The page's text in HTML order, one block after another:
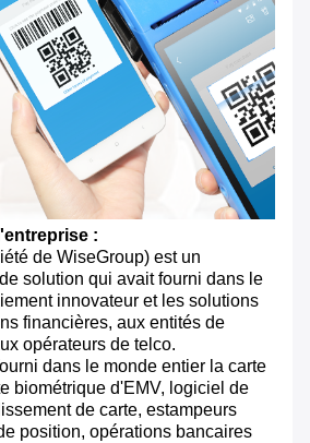
:
de WiseGroup) est un
solution qui avait fourni dans le
innovateur et les solutions
financières, aux entités de
opérateurs de telco.
dans le monde entier la carte
biométrique d'EMV, logiciel de
de carte, estampeurs
position, opérations bancaires